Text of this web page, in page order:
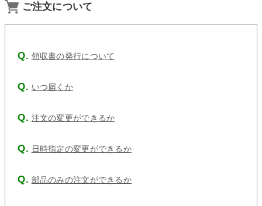
ご注文について
領収書の発行について
いつ届くか
注文の変更ができるか
日時指定の変更ができるか
部品のみの注文ができるか